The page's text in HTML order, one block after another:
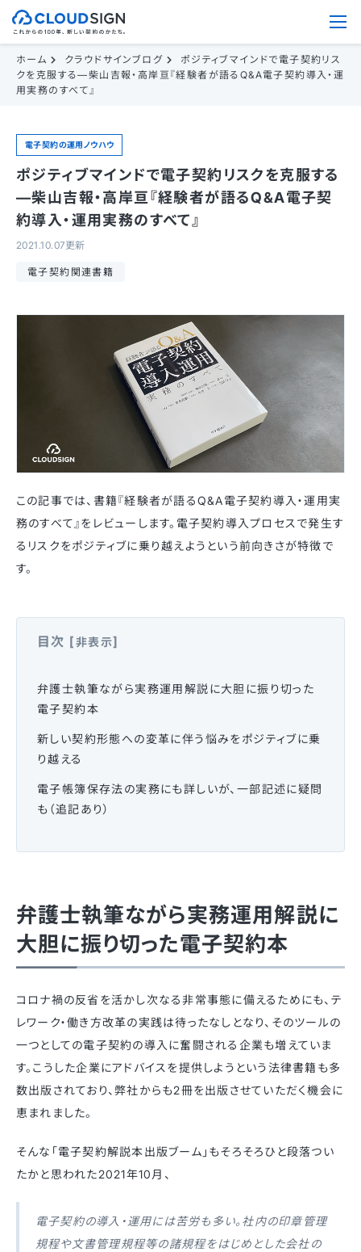
ホーム クラウドサインブログ
ポジティブマインドで電子契約リス
クを克服する—柴山吉報・高岸亘『経験者が語るQ&A電子契約導入・運
用実務のすべて』
電子契約の運用ノウハウ
ポジティブマインドで電子契約リスクを克服する
—柴山吉報・高岸亘『経験者が語るQ&A電子契
約導入・運用実務のすべて』
2021.10.07更新
電子契約関連書籍
この記事では、書籍『経験者が語るQ&A電子契約導入・運用実
務のすべて』をレビューします。電子契約導入プロセスで発生す
るリスクをポジティブに乗り越えようという前向きさが特徴で
す。
目次 [非表示]
弁護士執筆ながら実務運用解説に大胆に振り切った
電子契約本
新しい契約形態への変革に伴う悩みをポジティブに乗
り越える
電子帳簿保存法の実務にも詳しいが、一部記述に疑問
も（追記あり）
弁護士執筆ながら実務運用解説に
大胆に振り切った電子契約本
コロナ禍の反省を活かし次なる非常事態に備えるためにも、テ
レワーク・働き方改革の実践は待ったなしとなり、そのツールの
一つとしての電子契約の導入に奮闘される企業も増えていま
す。こうした企業にアドバイスを提供しようという法律書籍も多
数出版されており、弊社からも2冊を出版させていただく機会に
恵まれました。
そんな「電子契約解説本出版ブーム」もそろそろひと段落つい
たかと思われた2021年10月、
電子契約の導入・運用には苦労も多い。社内の印章管理
規程や文書管理規程等の諸規程をはじめとした会社の